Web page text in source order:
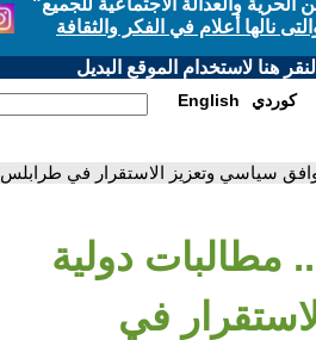
والعدالة الاجتماعية للجميع"
نالها أعلام في الفكر والثقافة
هنا لاستخدام الموقع البديل
English كوردي
سياسي وتعزيز الاستقرار في طرابلس
مطالبات دولية
في